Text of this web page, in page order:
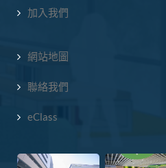
加入我們
網站地圖
聯絡我們
eClass